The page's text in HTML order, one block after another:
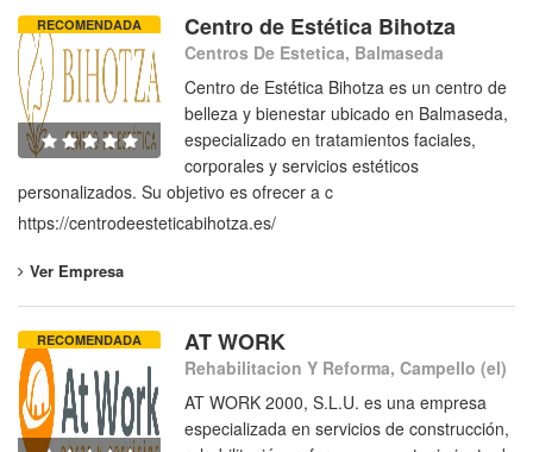
RECOMENDADA Centro de Estética Bihotza
Centros De Estetica, Balmaseda
Centro de Estética Bihotza es un centro de
belleza y bienestar ubicado en Balmaseda,
especializado en tratamientos faciales,
corporales y servicios estéticos
personalizados. Su objetivo es ofrecer a c
https://centrodeesteticabihotza.es/
Ver Empresa
RECOMENDADA AT WORK
Rehabilitacion Y Reforma, Campello (el)
AT WORK 2000, S.L.U. es una empresa
especializada en servicios de construcción,